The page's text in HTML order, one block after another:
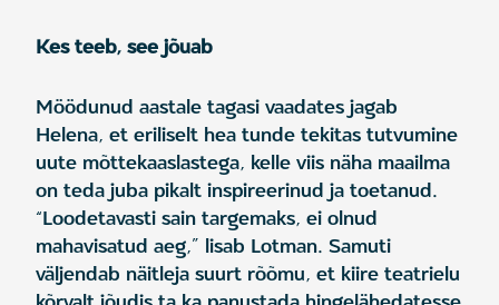
Kes teeb, see jõuab
Möödunud aastale tagasi vaadates jagab
Helena, et eriliselt hea tunde tekitas tutvumine
uute mõttekaaslastega, kelle viis näha maailma
on teda juba pikalt inspireerinud ja toetanud.
“Loodetavasti sain targemaks, ei olnud
mahavisatud aeg,” lisab Lotman. Samuti
väljendab näitleja suurt rõõmu, et kiire teatrielu